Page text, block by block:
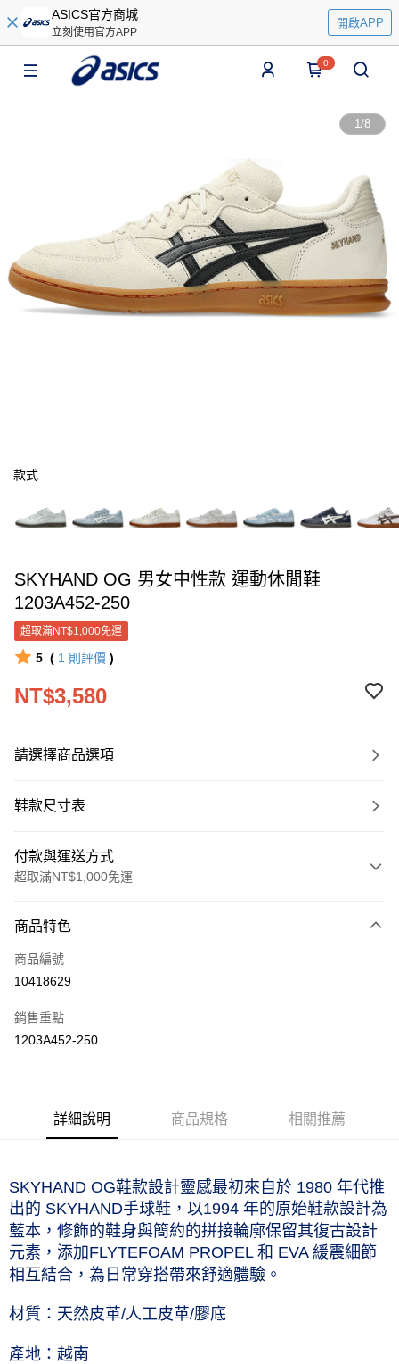
ASICS官方商城
立刻使用官方APP
開啟APP
0
1/8
款式
SKYHAND OG 男女中性款 運動休閒鞋
1203A452-250
超取滿NT$1,000免運
5 ( 1 則評價 )
NT$3,580
請選擇商品選項
鞋款尺寸表
付款與運送方式
超取滿NT$1,000免運
信用卡一次付款
信用卡分期付款
合作金庫商業銀行
華南商業銀行
匯豐（台灣）商業銀行
華泰商業銀行
聯邦商業銀行
星展（台灣）商業銀行
台新國際商業銀行
中國信託商業銀行
台灣樂天信用卡公司
作天到貨
付款後萊爾富取貨(僅限台灣本島，離島恕不配送) 預計5-7個
工作天到貨
每筆NT$60，滿NT$1,000(含以上)免運費
付款後7-11取貨(僅限台灣本島，離島恕不配送) 預計5-7個工
作天到貨
每筆NT$60，滿NT$1,000(含以上)免運費
黑貓宅急便 (僅限台灣本島，離島恕不配送) 預計2-3個工作天到貨
商品特色
商品編號
10418629
銷售重點
1203A452-250
詳細說明 商品規格 相關推薦
SKYHAND OG鞋款設計靈感最初來自於 1980 年代推
出的 SKYHAND手球鞋，以1994 年的原始鞋款設計為
藍本，修飾的鞋身與簡約的拼接輪廓保留其復古設計
元素，添加FLYTEFOAM PROPEL 和 EVA 緩震細節
相互結合，為日常穿搭帶來舒適體驗。
材質：天然皮革/人工皮革/膠底
產地：越南